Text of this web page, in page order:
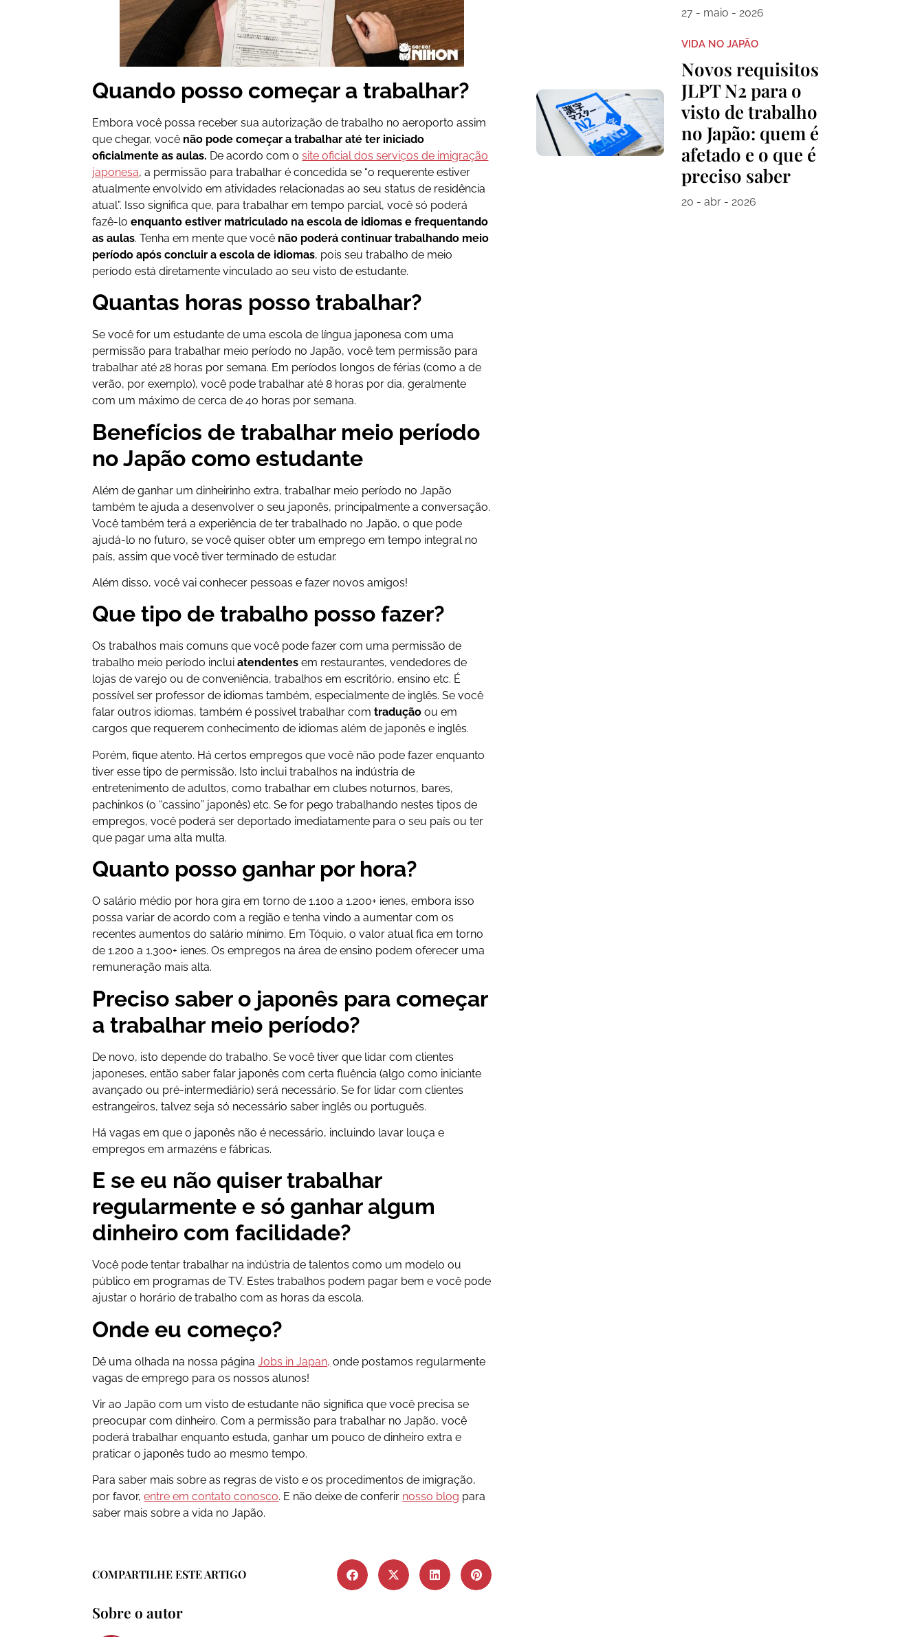
Quando posso começar a trabalhar?
Embora você possa receber sua autorização de trabalho no aeroporto assim
que chegar, você não pode começar a trabalhar até ter iniciado
oficialmente as aulas. De acordo com osite oficial dos serviços de imigração
japonesa, a permissão para trabalhar é concedida se “o requerente estiver
atualmente envolvido em atividades relacionadas ao seu status de residência
atual”. Isso significa que, para trabalhar em tempo parcial, você só poderá
fazê-loenquanto estiver matriculado na escola de idiomas e frequentando
as aulas. Tenha em mente que você não poderá continuar trabalhando meio
período após concluir a escola de idiomas, pois seu trabalho de meio
período está diretamente vinculado ao seu visto de estudante.
Quantas horas posso trabalhar?
Se você for um estudante de uma escola de língua japonesa com uma
permissão para trabalhar meio período no Japão, você tem permissão para
trabalhar até 28 horas por semana. Em períodos longos de férias (como a de
verão, por exemplo), você pode trabalhar até 8 horas por dia, geralmente
com um máximo de cerca de 40 horas por semana.
Benefícios de trabalhar meio período
no Japão como estudante
Além de ganhar um dinheirinho extra, trabalhar meio período no Japão
também te ajuda a desenvolver o seu japonês, principalmente a conversação.
Você também terá a experiência de ter trabalhado no Japão, o que pode
ajudá-lo no futuro, se você quiser obter um emprego em tempo integral no
país, assim que você tiver terminado de estudar.
Além disso, você vai conhecer pessoas e fazer novos amigos!
Que tipo de trabalho posso fazer?
Os trabalhos mais comuns que você pode fazer com uma permissão de
trabalho meio período incluiatendentes em restaurantes, vendedores de
lojas de varejo ou de conveniência, trabalhos em escritório, ensino etc. É
possível ser professor de idiomas também, especialmente de inglês. Se você
falar outros idiomas, também é possível trabalhar comtradução ou em
cargos que requerem conhecimento de idiomas além de japonês e inglês.
Porém, fique atento. Há certos empregos que você não pode fazer enquanto
tiver esse tipo de permissão. Isto inclui trabalhos na indústria de
entretenimento de adultos, como trabalhar em clubes noturnos, bares,
pachinkos (o “cassino” japonês) etc. Se for pego trabalhando nestes tipos de
empregos, você poderá ser deportado imediatamente para o seu país ou ter
que pagar uma alta multa.
Quanto posso ganhar por hora?
O salário médio por hora gira em torno de 1.100 a 1.200+ ienes, embora isso
possa variar de acordo com a região e tenha vindo a aumentar com os
recentes aumentos do salário mínimo. Em Tóquio, o valor atual fica em torno
de 1.200 a 1.300+ ienes. Os empregos na área de ensino podem oferecer uma
remuneração mais alta.
Preciso saber o japonês para começar
a trabalhar meio período?
De novo, isto depende do trabalho. Se você tiver que lidar com clientes
japoneses, então saber falar japonês com certa fluência (algo como iniciante
avançado ou pré-intermediário) será necessário. Se for lidar com clientes
estrangeiros, talvez seja só necessário saber inglês ou português.
Há vagas em que o japonês não é necessário, incluindo lavar louça e
empregos em armazéns e fábricas.
E se eu não quiser trabalhar
regularmente e só ganhar algum
dinheiro com facilidade?
Você pode tentar trabalhar na indústria de talentos como um modelo ou
público em programas de TV. Estes trabalhos podem pagar bem e você pode
ajustar o horário de trabalho com as horas da escola.
Onde eu começo?
Dê uma olhada na nossa páginaJobs in Japan, onde postamos regularmente
vagas de emprego para os nossos alunos!
Vir ao Japão com um visto de estudante não significa que você precisa se
preocupar com dinheiro. Com a permissão para trabalhar no Japão, você
poderá trabalhar enquanto estuda, ganhar um pouco de dinheiro extra e
praticar o japonês tudo ao mesmo tempo.
Para saber mais sobre as regras de visto e os procedimentos de imigração,
por favor,entre em contato conosco. E não deixe de conferir nosso blog para
saber mais sobre a vida no Japão.
COMPARTILHE ESTE ARTIGO
Sobre o autor
27 - maio - 2026
VIDA NO JAPÃO
Novos requisitos
JLPT N2 para o
visto de trabalho
no Japão: quem é
afetado e o que é
preciso saber
20 - abr - 2026